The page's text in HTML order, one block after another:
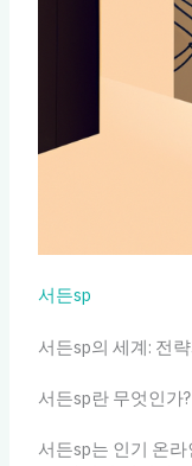
서든sp
서든sp의 세계: 전
서든sp란 무엇인가?
서든sp는 인기 온